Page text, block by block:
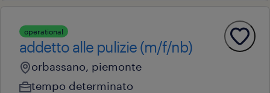
operational
addetto alle pulizie (m/f/nb)
orbassano, piemonte
tempo determinato